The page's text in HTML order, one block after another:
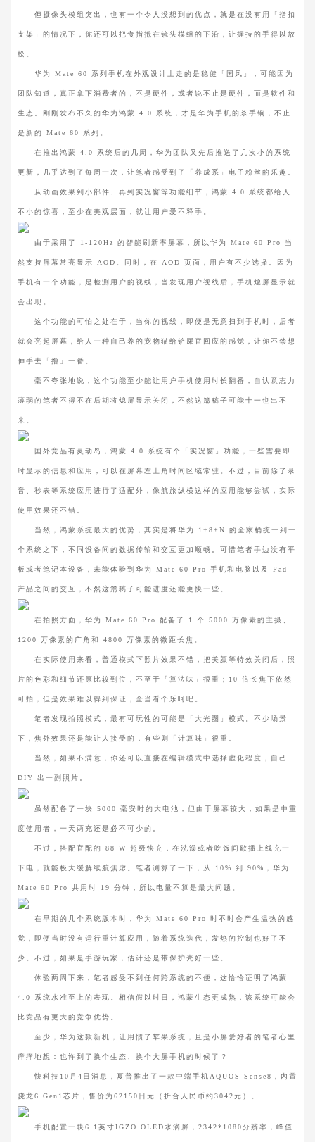
但摄像头模组突出，也有一个令人没想到的优点，就是在没有用「指扣
支架」的情况下，你还可以把食指抵在镜头模组的下沿，让握持的手得以放
松。
华为 Mate 60 系列手机在外观设计上走的是稳健「国风」，可能因为
团队知道，真正拿下消费者的，不是硬件，或者说不止是硬件，而是软件和
生态。刚刚发布不久的华为鸿蒙 4.0 系统，才是华为手机的杀手锏，不止
是新的 Mate 60 系列。
在推出鸿蒙 4.0 系统后的几周，华为团队又先后推送了几次小的系统
更新，几乎达到了每周一次，让笔者感受到了「养成系」电子粉丝的乐趣。
从动画效果到小部件、再到实况窗等功能细节，鸿蒙 4.0 系统都给人
不小的惊喜，至少在美观层面，就让用户爱不释手。
由于采用了 1-120Hz 的智能刷新率屏幕，所以华为 Mate 60 Pro 当
然支持屏幕常亮显示 AOD。同时，在 AOD 页面，用户有不少选择。因为
手机有一个功能，是检测用户的视线，当发现用户视线后，手机熄屏显示就
会出现。
这个功能的可怕之处在于，当你的视线，即便是无意扫到手机时，后者
就会亮起屏幕，给人一种自己养的宠物猫给铲屎官回应的感觉，让你不禁想
伸手去「撸」一番。
毫不夸张地说，这个功能至少能让用户手机使用时长翻番，自认意志力
薄弱的笔者不得不在后期将熄屏显示关闭，不然这篇稿子可能十一也出不
来。
国外竞品有灵动岛，鸿蒙 4.0 系统有个「实况窗」功能，一些需要即
时显示的信息和应用，可以在屏幕左上角时间区域常驻。不过，目前除了录
音、秒表等系统应用进行了适配外，像航旅纵横这样的应用能够尝试，实际
使用效果还不错。
当然，鸿蒙系统最大的优势，其实是将华为 1+8+N 的全家桶统一到一
个系统之下，不同设备间的数据传输和交互更加顺畅。可惜笔者手边没有平
板或者笔记本设备，未能体验到华为 Mate 60 Pro 手机和电脑以及 Pad
产品之间的交互，不然这篇稿子可能进度还能更快一些。
在拍照方面，华为 Mate 60 Pro 配备了 1 个 5000 万像素的主摄、
1200 万像素的广角和 4800 万像素的微距长焦。
在实际使用来看，普通模式下照片效果不错，把美颜等特效关闭后，照
片的色彩和细节还原比较到位，不至于「算法味」很重；10 倍长焦下依然
可拍，但是效果难以得到保证，全当看个乐呵吧。
笔者发现拍照模式，最有可玩性的可能是「大光圈」模式。不少场景
下，焦外效果还是能让人接受的，有些则「计算味」很重。
当然，如果不满意，你还可以直接在编辑模式中选择虚化程度，自己
DIY 出一副照片。
虽然配备了一块 5000 毫安时的大电池，但由于屏幕较大，如果是中重
度使用者，一天两充还是必不可少的。
不过，搭配官配的 88 W 超级快充，在洗澡或者吃饭间歇插上线充一
下电，就能极大缓解续航焦虑。笔者测算了一下，从 10% 到 90%，华为
Mate 60 Pro 共用时 19 分钟，所以电量不算是最大问题。
在早期的几个系统版本时，华为 Mate 60 Pro 时不时会产生温热的感
觉，即便当时没有运行重计算应用，随着系统迭代，发热的控制也好了不
少。不过，如果是手游玩家，估计还是带保护壳好一些。
体验两周下来，笔者感受不到任何跨系统的不便，这恰恰证明了鸿蒙
4.0 系统水准至上的表现。相信假以时日，鸿蒙生态更成熟，该系统可能会
比竞品有更大的竞争优势。
至少，华为这款新机，让用惯了苹果系统，且是小屏爱好者的笔者心里
痒痒地想：也许到了换个生态、换个大屏手机的时候了？
快科技10月4日消息，夏普推出了一款中端手机AQUOS Sense8，内置
骁龙6 Gen1芯片，售价为62150日元（折合人民币约3042元）。
手机配置一块6.1英寸IGZO OLED水滴屏，2342*1080分辨率，峰值